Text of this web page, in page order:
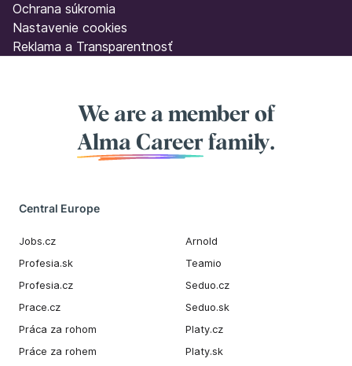
Ochrana súkromia
Nastavenie cookies
Reklama a Transparentnosť
We are a member of
Alma Career family.
Central Europe
Jobs.cz
Profesia.sk
Profesia.cz
Prace.cz
Práca za rohom
Práce za rohem
Arnold
Teamio
Seduo.cz
Seduo.sk
Platy.cz
Platy.sk